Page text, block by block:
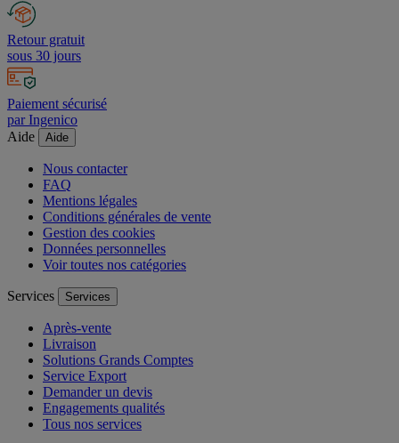
Retour gratuit
sous 30 jours
Paiement sécurisé
par Ingenico
Aide
Aide
Nous contacter
FAQ
Mentions légales
Conditions générales de vente
Gestion des cookies
Données personnelles
Voir toutes nos catégories
Services Services
Après-vente
Livraison
Solutions Grands Comptes
Service Export
Demander un devis
Engagements qualités
Tous nos services